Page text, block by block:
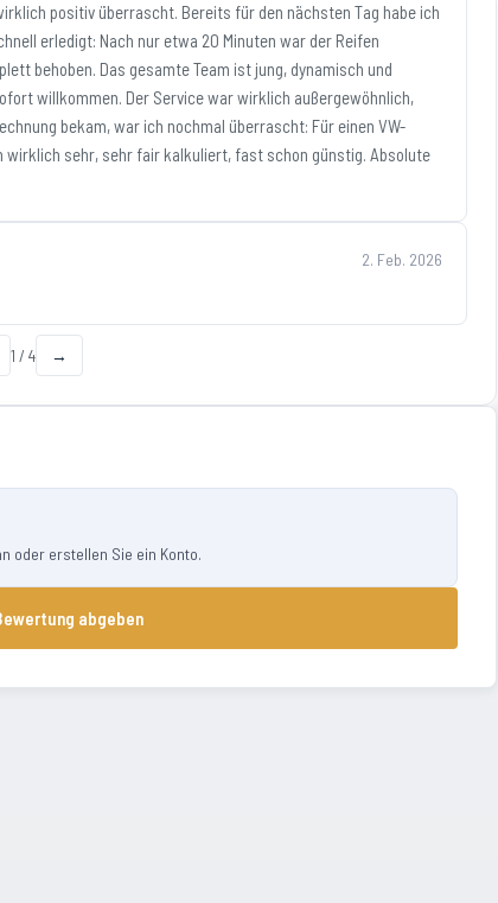
positiv überrascht. Bereits für den nächsten Tag habe ich
erledigt: Nach nur etwa 20 Minuten war der Reifen
behoben. Das gesamte Team ist jung, dynamisch und
willkommen. Der Service war wirklich außergewöhnlich,
bekam, war ich nochmal überrascht: Für einen VW-
wirklich sehr, sehr fair kalkuliert, fast schon günstig. Absolute
2. Feb. 2026
1 / 4 →
oder erstellen Sie ein Konto.
abgeben